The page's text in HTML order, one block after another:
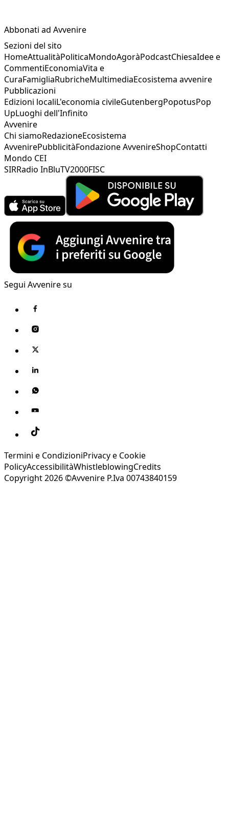
Abbonati ad Avvenire
Sezioni del sito
HomeAttualitàPoliticaMondoAgoràPodcastChiesaIdee e
CommentiEconomiaVita e
CuraFamigliaRubricheMultimediaEcosistema avvenire
Pubblicazioni
Edizioni localiL'economia civileGutenbergPopotusPop
UpLuoghi dell'Infinito
Avvenire
Chi siamoRedazioneEcosistema
AvvenirePubblicitàFondazione AvvenireShopContatti
Mondo CEI
SIRRadio InBluTV2000FISC
Segui Avvenire su
Termini e CondizioniPrivacy e Cookie
PolicyAccessibilitàWhistleblowingCredits
Copyright 2026 ©Avvenire P.Iva 00743840159